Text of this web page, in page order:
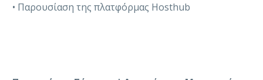
• Παρουσίαση της πλατφόρμας Hosthub